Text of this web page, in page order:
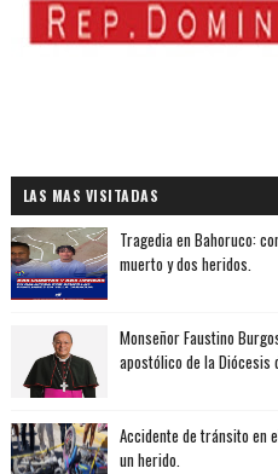
LAS MAS VISITADAS
Tragedia en Bahoruco:
muerto y dos heridos.
Monseñor Faustino
apostólico de la Diócesis
Accidente de tránsito en
un herido.